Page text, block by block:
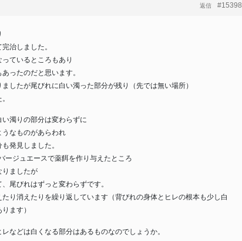
#15398
返信
治しました。
ているところもあり
ったのだと思います。
したが尾びれに白い濁った部分が残り（先では無い場所）
濁りの部分は変わらずに
なものがあらわれ
発見しました。
ージュエースで薬餌を作り与えたところ
りましたが
尾びれはずっと変わらずです。
り消えたりを繰り返しています（背びれの身体とヒレの根本も少し白
ます）
などは白くなる部分はあるものなのでしょうか。